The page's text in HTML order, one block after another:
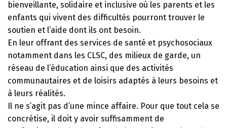
bienveillante, solidaire et inclusive où les parents et les
enfants qui vivent des difficultés pourront trouver le
soutien et l’aide dont ils ont besoin.
En leur offrant des services de santé et psychosociaux
notamment dans les CLSC, des milieux de garde, un
réseau de l’éducation ainsi que des activités
communautaires et de loisirs adaptés à leurs besoins et
à leurs réalités.
Il ne s’agit pas d’une mince affaire. Pour que tout cela se
concrétise, il doit y avoir suffisamment de